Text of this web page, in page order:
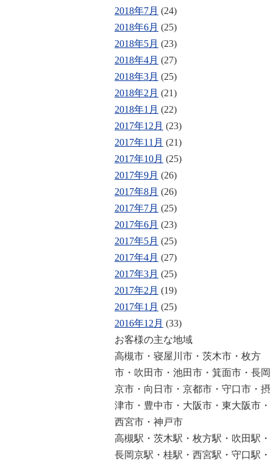
2018年7月 (24)
2018年6月 (25)
2018年5月 (23)
2018年4月 (27)
2018年3月 (25)
2018年2月 (21)
2018年1月 (22)
2017年12月 (23)
2017年11月 (21)
2017年10月 (25)
2017年9月 (26)
2017年8月 (26)
2017年7月 (25)
2017年6月 (23)
2017年5月 (25)
2017年4月 (27)
2017年3月 (25)
2017年2月 (19)
2017年1月 (25)
2016年12月 (33)
お客様の主な地域
高槻市・寝屋川市・茨木市・枚方
市・吹田市・池田市・箕面市・長岡
京市・向日市・京都市・守口市・摂
津市・豊中市・大阪市・東大阪市・
西宮市・神戸市
高槻駅・茨木駅・枚方駅・吹田駅・
長岡京駅・桂駅・西宮駅・守口駅・